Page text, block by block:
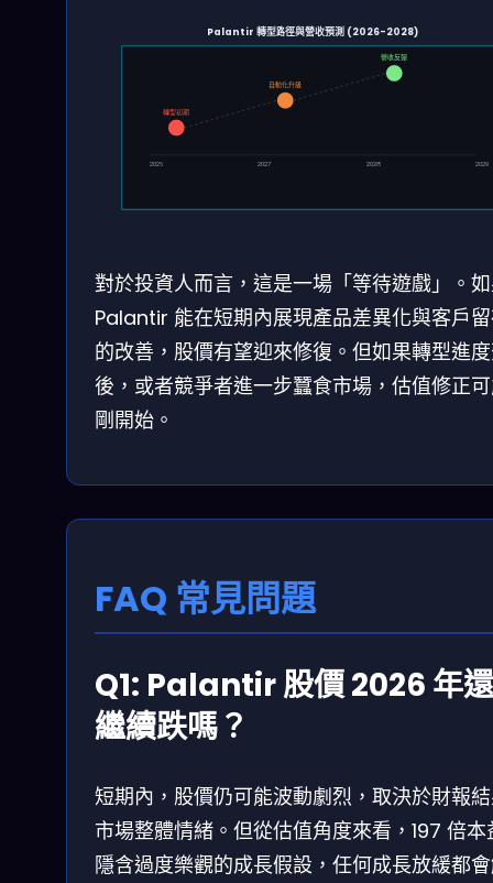
Palantir 轉型路徑與營收預測 (2026-2028)
2026 2027 2028 2029
轉型初期
自動化升級
營收反彈
對於投資人而言，這是一場「等待遊戲」。
Palantir 能在短期內展現產品差異化與客戶
的改善，股價有望迎來修復。但如果轉型進
後，或者競爭者進一步蠶食市場，估值修正
剛開始。
FAQ 常見問題
Q1: Palantir 股價 2026 年
繼續跌嗎？
短期內，股價仍可能波動劇烈，取決於財報
市場整體情緒。但從估值角度來看，197 倍本
隱含過度樂觀的成長假設，任何成長放緩都